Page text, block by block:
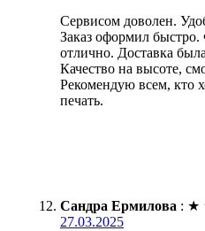
Сервисом доволен.
Заказ оформил быстро.
отлично. Доставка
Качество на высоте,
Рекомендую всем, кто
печать.
Сандра Ермилова : ★
27.03.2025